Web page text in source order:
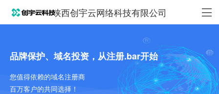
陕西创宇云网络科技有限公司
品牌保护、域名投资，从注册.bar开始
您值得依赖的域名注册商
百万客户的共同选择！